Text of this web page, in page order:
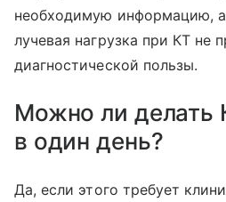
необходимую информацию, а
лучевая нагрузка при КТ не
диагностической пользы.
Можно ли делать
в один день?
Да, если этого требует